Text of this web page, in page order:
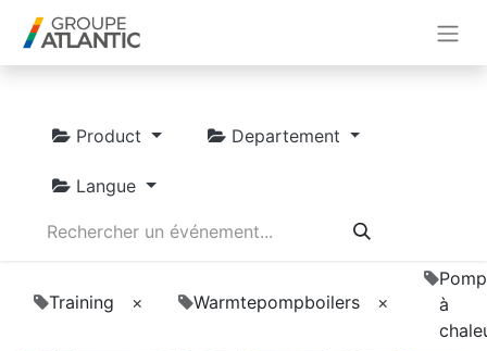
Product Departement
Langue
Training × Warmtepompboilers ×
à